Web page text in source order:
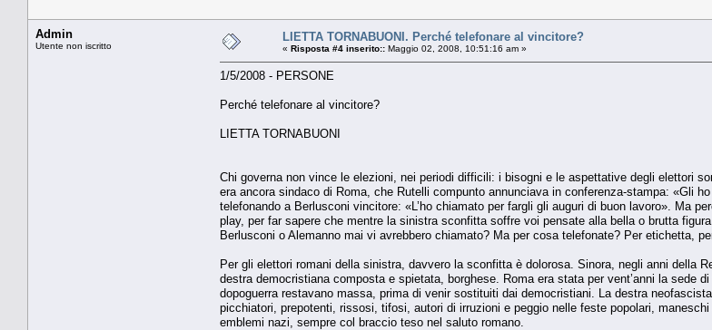
Admin
Utente non iscritto
LIETTA TORNABUONI. Perché telefonare al vincitore?
« Risposta #4 inserito:: Maggio 02, 2008, 10:51:16 am »
1/5/2008 - PERSONE
Perché telefonare al vincitore?
LIETTA TORNABUONI
Chi governa non vince le elezioni, nei periodi difficili: i bisogni e le aspettative degli elettori
era ancora sindaco di Roma, che Rutelli compunto annunciava in conferenza-stampa: «Gli
telefonando a Berlusconi vincitore: «L’ho chiamato per fargli gli auguri di buon lavoro». Ma
play, per far sapere che mentre la sinistra sconfitta soffre voi pensate alla bella o brutta
Berlusconi o Alemanno mai vi avrebbero chiamato? Ma per cosa telefonate? Per etichetta,
Per gli elettori romani della sinistra, davvero la sconfitta è dolorosa. Sinora, negli anni della
destra democristiana composta e spietata, borghese. Roma era stata per vent’anni la
dopoguerra restavano massa, prima di venir sostituiti dai democristiani. La destra
picchiatori, prepotenti, rissosi, tifosi, autori di irruzioni e peggio nelle feste popolari,
emblemi nazi, sempre col braccio teso nel saluto romano.